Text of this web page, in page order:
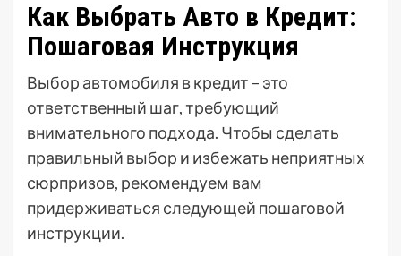
Как Выбрать Авто в Кредит:
Пошаговая Инструкция
Выбор автомобиля в кредит – это
ответственный шаг, требующий
внимательного подхода. Чтобы сделать
правильный выбор и избежать неприятных
сюрпризов, рекомендуем вам
придерживаться следующей пошаговой
инструкции.